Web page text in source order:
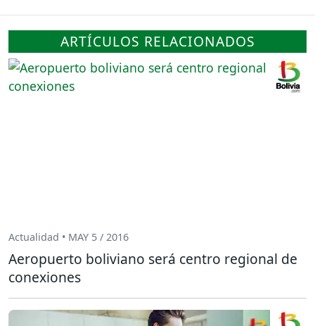
ARTÍCULOS RELACIONADOS
Actualidad • MAY 5 / 2016
Aeropuerto boliviano será centro regional de
conexiones